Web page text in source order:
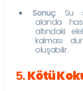
Sonuç: Su
alanda
altındaki
kalması
oluşabilir.
5.Kötü